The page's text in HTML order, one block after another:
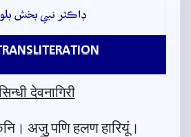
ڊاڪٽر نبي بخش
देवनागिरी
कनि। अजु॒ पणि हलण हारियूं।